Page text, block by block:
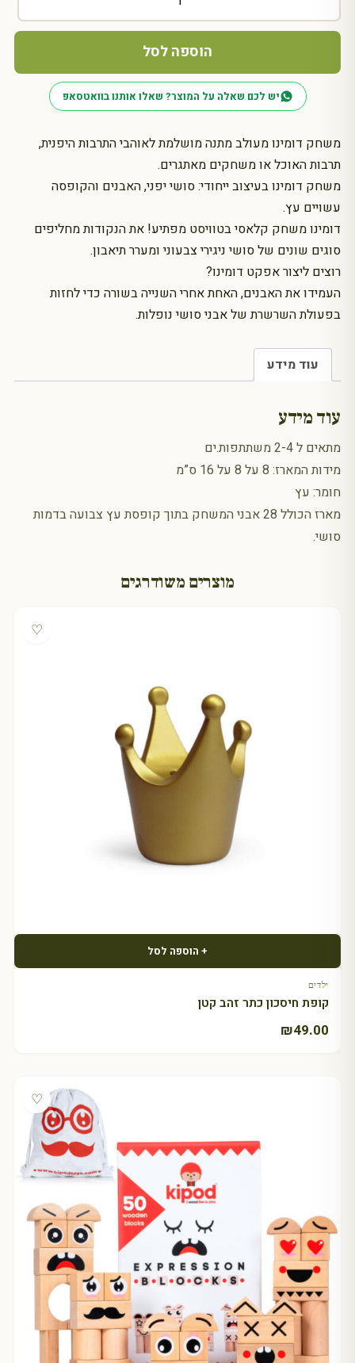
משחק דומינו מעולב מתנה מושלמת לאוהבי התרבות היפנית,
תרבות האוכל או משחקים מאתגרים.
משחק דומינו בעיצוב ייחודי: סושי יפני, האבנים והקופסה
עשויים עץ.
דומינו משחק קלאסי בטוויסט מפתיע! את הנקודות מחליפים
סוגים שונים של סושי ניגירי צבעוני ומערר תיאבון.
רוצים ליצור אפקט דומינו?
העמידו את האבנים, האחת אחרי השנייה בשורה כדי לחזות
בפעולת השרשרת של אבני סושי נופלות.
דומינו
יפני
Domigiri
הוספה לסל
יש לכם שאלה על המוצר? שאלו אותנו בוואטסאפ
עוד מידע
עוד מידע
מתאים ל 2-4 משתתפות.ים
מידות המארז: 8 על 8 על 16 ס”מ
חומר: עץ
מארז הכולל 28 אבני המשחק בתוך קופסת עץ צבועה בדמות
סושי.
מוצרים משודרגים
♡
+ הוספה לסל
ילדים
קופת חיסכון כתר זהב קטן
₪49.00
♡